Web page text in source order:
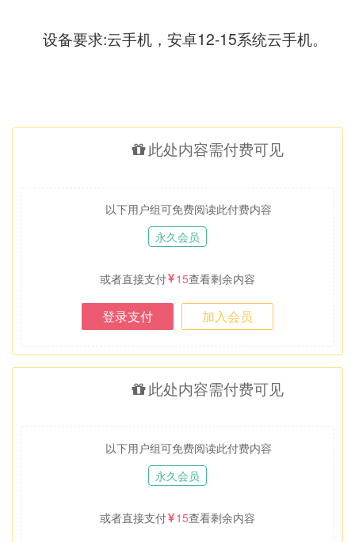
设备要求:云手机，安卓12-15系统云手机。
此处内容需付费可见
以下用户组可免费阅读此付费内容
永久会员
或者直接支付 15查看剩余内容
登录支付 加入会员
此处内容需付费可见
以下用户组可免费阅读此付费内容
永久会员
或者直接支付 15查看剩余内容